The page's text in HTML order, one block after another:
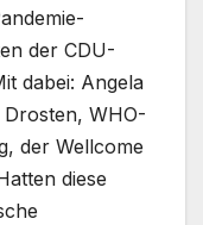
der CDU-
dabei: Angela
WHO-
der Wellcome
diese